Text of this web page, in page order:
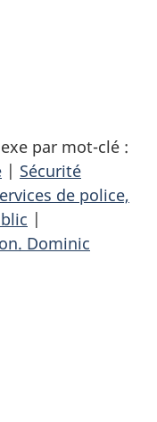
par mot-clé :
| Sécurité
de police,
|
Dominic